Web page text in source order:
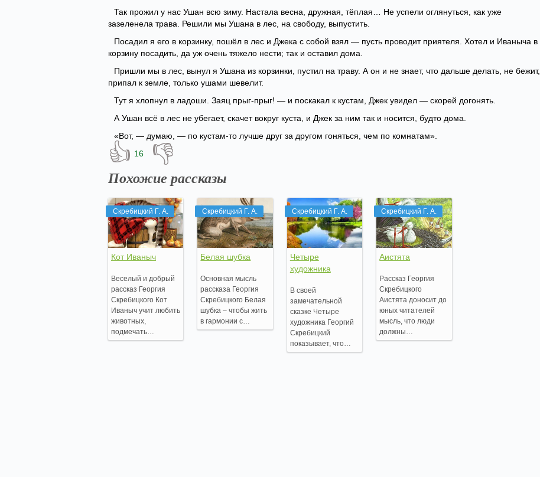
Так прожил у нас Ушан всю зиму. Настала весна, дружная, тёплая… Не успели оглянуться, как уже
зазеленела трава. Решили мы Ушана в лес, на свободу, выпустить.
Посадил я его в корзинку, пошёл в лес и Джека с собой взял — пусть проводит приятеля. Хотел и Иваныча в
корзину посадить, да уж очень тяжело нести; так и оставил дома.
Пришли мы в лес, вынул я Ушана из корзинки, пустил на траву. А он и не знает, что дальше делать, не бежит,
припал к земле, только ушами шевелит.
Тут я хлопнул в ладоши. Заяц прыг-прыг! — и поскакал к кустам, Джек увидел — скорей догонять.
А Ушан всё в лес не убегает, скачет вокруг куста, и Джек за ним так и носится, будто дома.
«Вот, — думаю, — по кустам-то лучше друг за другом гоняться, чем по комнатам».
👍 16 👎
Похожие рассказы
Скребицкий Г. А.
Кот Иваныч
Веселый и добрый
рассказ Георгия
Скребицкого Кот
Иваныч учит любить
животных,
подмечать…
Скребицкий Г. А.
Белая шубка
Основная мысль
рассказа Георгия
Скребицкого Белая
шубка – чтобы жить
в гармонии с…
Скребицкий Г. А.
Четыре
художника
В своей
замечательной
сказке Четыре
художника Георгий
Скребицкий
показывает, что…
Скребицкий Г. А.
Аистята
Рассказ Георгия
Скребицкого
Аистята доносит до
юных читателей
мысль, что люди
должны…